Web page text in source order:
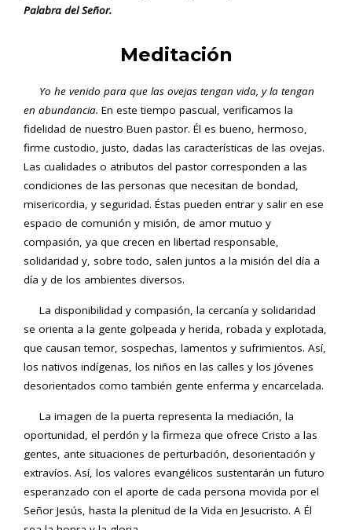
Palabra del Señor.
Meditación
Yo he venido para que las ovejas tengan vida, y la tengan
en abundancia. En este tiempo pascual, verificamos la
fidelidad de nuestro Buen pastor. Él es bueno, hermoso,
firme custodio, justo, dadas las características de las ovejas.
Las cualidades o atributos del pastor corresponden a las
condiciones de las personas que necesitan de bondad,
misericordia, y seguridad. Éstas pueden entrar y salir en ese
espacio de comunión y misión, de amor mutuo y
compasión, ya que crecen en libertad responsable,
solidaridad y, sobre todo, salen juntos a la misión del día a
día y de los ambientes diversos.
La disponibilidad y compasión, la cercanía y solidaridad
se orienta a la gente golpeada y herida, robada y explotada,
que causan temor, sospechas, lamentos y sufrimientos. Así,
los nativos indígenas, los niños en las calles y los jóvenes
desorientados como también gente enferma y encarcelada.
La imagen de la puerta representa la mediación, la
oportunidad, el perdón y la firmeza que ofrece Cristo a las
gentes, ante situaciones de perturbación, desorientación y
extravíos. Así, los valores evangélicos sustentarán un futuro
esperanzado con el aporte de cada persona movida por el
Señor Jesús, hasta la plenitud de la Vida en Jesucristo. A Él